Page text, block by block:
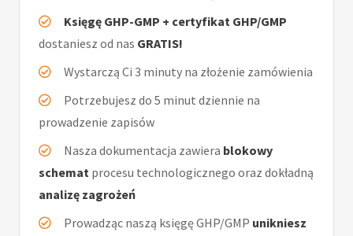
Księgę GHP-GMP + certyfikat GHP/GMP
dostaniesz od nas GRATIS!
Wystarczą Ci 3 minuty na złożenie zamówienia
Potrzebujesz do 5 minut dziennie na
prowadzenie zapisów
Nasza dokumentacja zawiera blokowy
schemat procesu technologicznego oraz dokładną
analizę zagrożeń
Prowadząc naszą księgę GHP/GMP unikniesz